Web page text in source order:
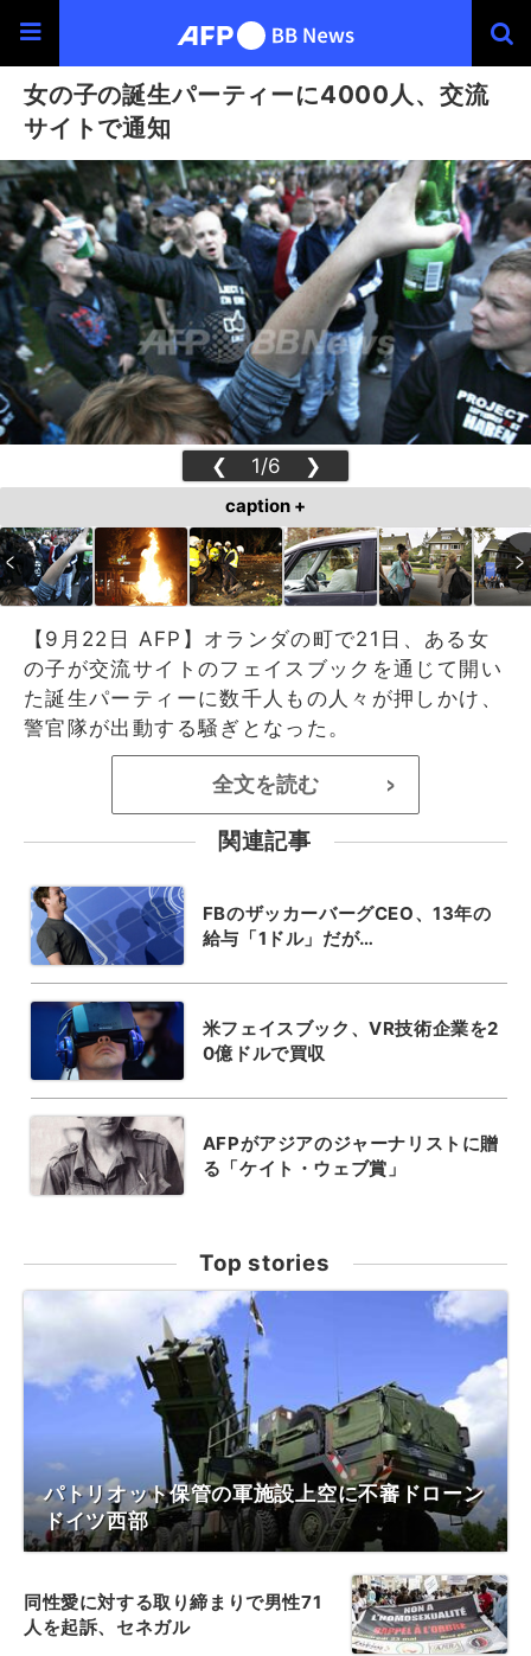
女の子の誕生パーティーに4000人、交流
サイトで通知
❮ 1/6 ❯
caption +
【9月22日 AFP】オランダの町で21日、ある女
の子が交流サイトのフェイスブックを通じて開い
た誕生パーティーに数千人もの人々が押しかけ、
警官隊が出動する騒ぎとなった。
全文を読む >
関連記事
FBのザッカーバーグCEO、13年の
給与「1ドル」だが…
米フェイスブック、VR技術企業を2
0億ドルで買収
AFPがアジアのジャーナリストに贈
る「ケイト・ウェブ賞」
Top stories
パトリオット保管の軍施設上空に不審ドローン
ドイツ西部
同性愛に対する取り締まりで男性71
人を起訴、セネガル